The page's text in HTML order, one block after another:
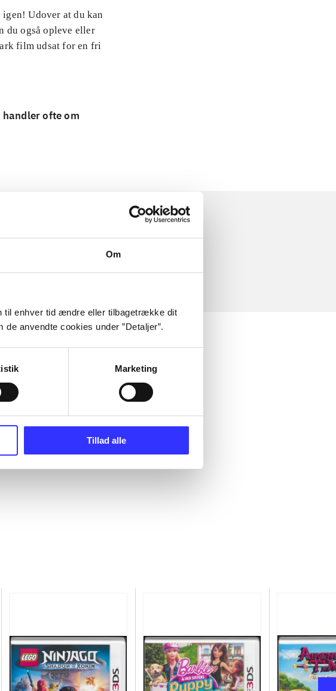
Om
til enhver tid ændre eller tilbagetrække dit
anvendte cookies under ”Detaljer”.
Marketing
Tillad alle
Udover at du kan
du også opleve eller
film udsat for en fri
handler ofte om